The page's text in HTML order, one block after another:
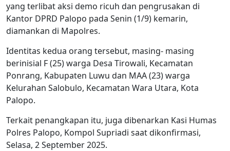
yang terlibat aksi demo ricuh dan pengrusakan di
Kantor DPRD Palopo pada Senin (1/9) kemarin,
diamankan di Mapolres.
Identitas kedua orang tersebut, masing- masing
berinisial F (25) warga Desa Tirowali, Kecamatan
Ponrang, Kabupaten Luwu dan MAA (23) warga
Kelurahan Salobulo, Kecamatan Wara Utara, Kota
Palopo.
Terkait penangkapan itu, juga dibenarkan Kasi Humas
Polres Palopo, Kompol Supriadi saat dikonfirmasi,
Selasa, 2 September 2025.